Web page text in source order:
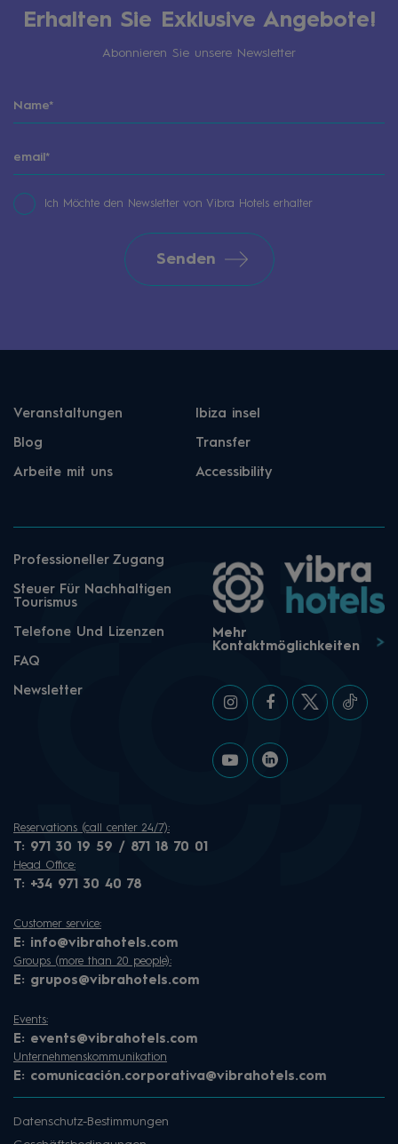
Erhalten Sie Exklusive Angebote!
Abonnieren Sie unsere Newsletter
Ich Möchte den Newsletter von Vibra Hotels erhalter
Senden
Veranstaltungen Ibiza insel
Blog Transfer
Arbeite mit uns Accessibility
Professioneller Zugang
Steuer Für Nachhaltigen
Tourismus
Telefone Und Lizenzen
FAQ
Newsletter
Mehr
Kontaktmöglichkeiten
Reservations (call center 24/7):
T: 971 30 19 59 / 871 18 70 01
Head Office:
T: +34 971 30 40 78
Customer service:
E: info@vibrahotels.com
Groups (more than 20 people):
E: grupos@vibrahotels.com
Events:
E: events@vibrahotels.com
Unternehmenskommunikation
E: comunicación.corporativa@vibrahotels.com
Datenschutz-Bestimmungen